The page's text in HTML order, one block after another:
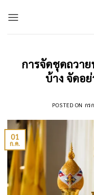
การจัดชุดถวาย
บ้าง จัดอย่
POSTED ON กร
01
ก.ค.